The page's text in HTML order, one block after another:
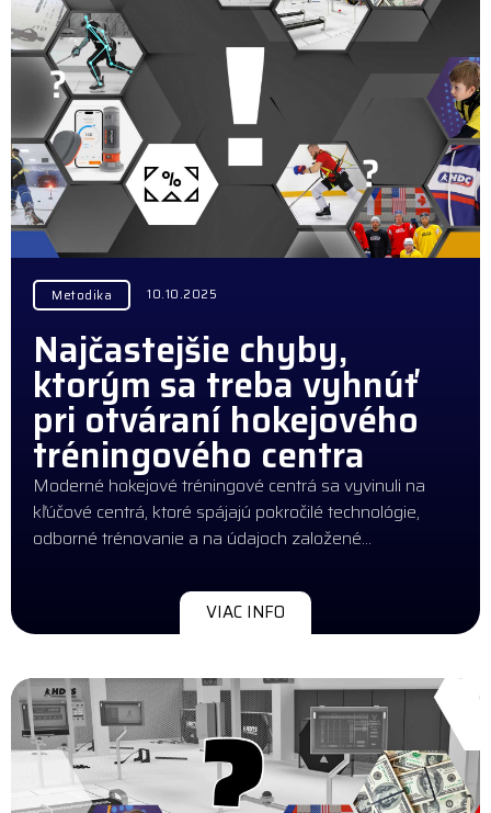
Metodika 10.10.2025
Najčastejšie chyby,
ktorým sa treba vyhnúť
pri otváraní hokejového
tréningového centra
Moderné hokejové tréningové centrá sa vyvinuli na
kľúčové centrá, ktoré spájajú pokročilé technológie,
odborné trénovanie a na údajoch založené…
VIAC INFO